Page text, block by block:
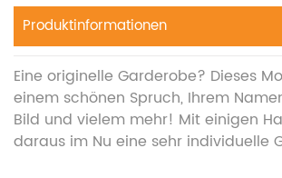
Produktinformationen
Eine originelle Garderobe? Dieses
einem schönen Spruch, Ihrem
Bild und vielem mehr! Mit einigen
daraus im Nu eine sehr individuelle